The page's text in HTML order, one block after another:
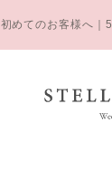
初めてのお客様へ｜